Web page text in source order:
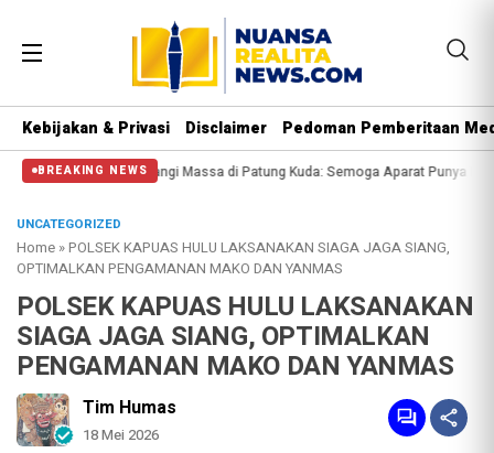
Kebijakan & Privasi Disclaimer Pedoman Pemberitaan
BREAKING NEWS
Halangi Massa di Patung Kuda: Semoga Aparat Punya Hati Nurani
UNCATEGORIZED
Home »POLSEK KAPUAS HULU LAKSANAKAN SIAGA JAGA SIANG,
OPTIMALKAN PENGAMANAN MAKO DAN YANMAS
POLSEK KAPUAS HULU LAKSANAKAN
SIAGA JAGA SIANG, OPTIMALKAN
PENGAMANAN MAKO DAN YANMAS
Tim Humas
18 Mei 2026